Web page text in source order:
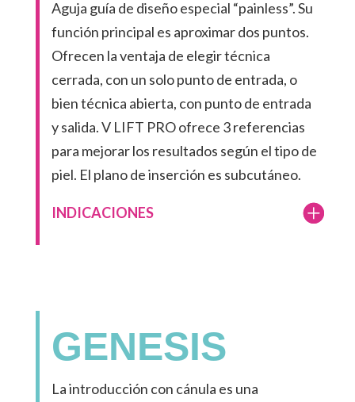
Aguja guía de diseño especial “painless”. Su
función principal es aproximar dos puntos.
Ofrecen la ventaja de elegir técnica
cerrada, con un solo punto de entrada, o
bien técnica abierta, con punto de entrada
y salida. V LIFT PRO ofrece 3 referencias
para mejorar los resultados según el tipo de
piel. El plano de inserción es subcutáneo.
INDICACIONES
GENESIS
La introducción con cánula es una